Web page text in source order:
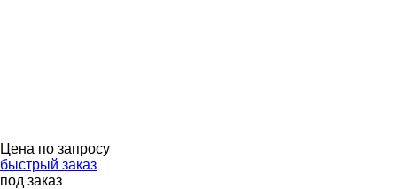
Цена по запросу
быстрый заказ
под заказ